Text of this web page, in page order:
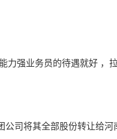
力强业务员的待遇就好 ，
司将其全部股份转让给河